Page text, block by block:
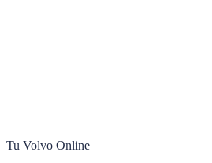
Tu Volvo Online